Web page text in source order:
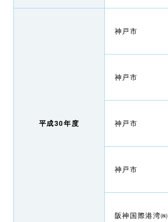
平成30年度
神戸市
神戸市
神戸市
神戸市
阪神国際港湾㈱